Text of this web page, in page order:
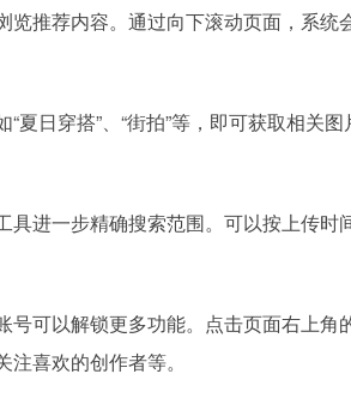
览推荐内容。通过向下滚动页面，系
夏日穿搭”、“街拍”等，即可获取相关
具进一步精确搜索范围。可以按上传时
号可以解锁更多功能。点击页面右上
喜欢的创作者等。